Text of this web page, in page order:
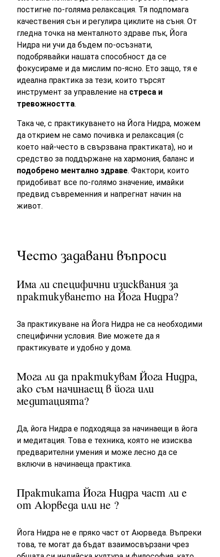
постигне по-голяма релаксация. Тя подпомага
качествения сън и регулира циклите на съня. От
гледна точка на менталното здраве пък, Йога
Нидра ни учи да бъдем по-осъзнати,
подобрявайки нашата способност да се
фокусираме и да мислим по-ясно. Ето защо, тя е
идеална практика за тези, които търсят
инструмент за управление на стреса и
тревожността.
Така че, с практикуването на Йога Нидра, можем
да открием не само почивка и релаксация (с
което най-често в свързвана практиката), но и
средство за поддържане на хармония, баланс и
подобрено ментално здраве. Фактори, които
придобиват все по-голямо значение, имайки
предвид съвременния и напрегнат начин на
живот.
Често задавани въпроси
Има ли специфични изисквания за
практикуването на Йога Нидра?
За практикуване на Йога Нидра не са необходими
специфични условия. Вие можете да я
практикувате и удобно у дома.
Мога ли да практикувам Йога Нидра,
ако съм начинаещ в йога или
медитацията?
Да, йога Нидра е подходяща за начинаещи в йога
и медитация. Това е техника, която не изисква
предварителни умения и може лесно да се
включи в начинаеща практика.
Практиката Йога Нидра част ли е
от Аюрведа или не ?
Йога Нидра не е пряко част от Аюрведа. Въпреки
това, те могат да бъдат взаимосвързани чрез